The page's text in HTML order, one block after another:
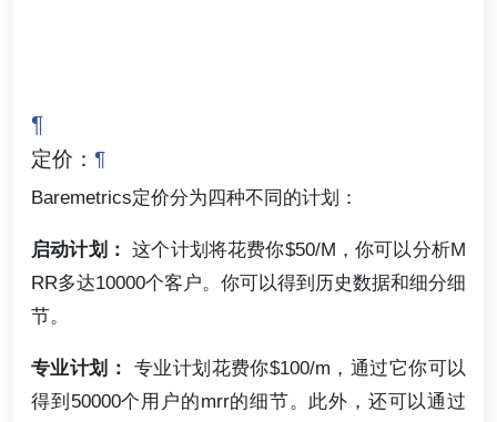
¶
定价： ¶
Baremetrics定价分为四种不同的计划：
启动计划： 这个计划将花费你$50/M，你可以分析M
RR多达10000个客户。你可以得到历史数据和细分细
节。
专业计划： 专业计划花费你$100/m，通过它你可以
得到50000个用户的mrr的细节。此外，还可以通过